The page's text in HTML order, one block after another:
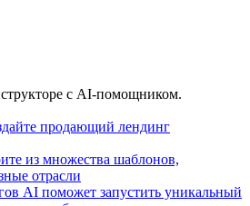
с AI-помощником.
продающий лендинг
из множества шаблонов,
отрасли
AI поможет запустить уникальный